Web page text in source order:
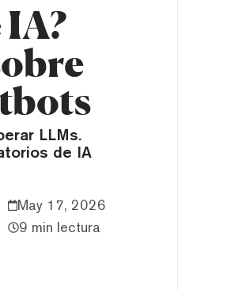
LLMs.
de IA
May 17, 2026
9 min lectura